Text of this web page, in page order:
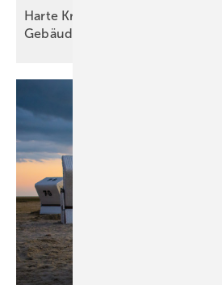
Harte Kritik am geplanten
Gebäudemodernisierungsgesetz